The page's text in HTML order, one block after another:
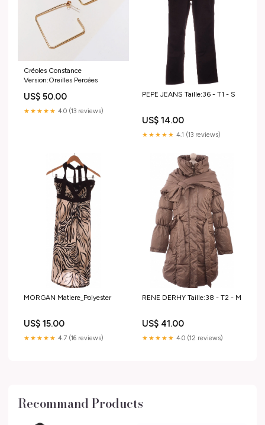
Créoles Constance
Version:Oreilles Percées
US$ 50.00
★★★★★ 4.0 (13 reviews)
PEPE JEANS Taille:36 - T1 - S
US$ 14.00
★★★★★ 4.1 (13 reviews)
MORGAN Matiere_Polyester
US$ 15.00
★★★★★ 4.7 (16 reviews)
RENE DERHY Taille:38 - T2 - M
US$ 41.00
★★★★★ 4.0 (12 reviews)
Recommand Products